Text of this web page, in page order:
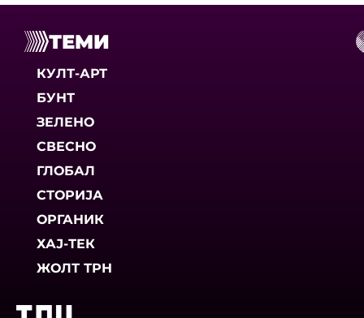
ТЕМИ
КУЛТ-АРТ
БУНТ
ЗЕЛЕНО
СВЕСНО
ГЛОБАЛ
СТОРИЈА
ОРГАНИК
ХАЈ-ТЕК
ЖОЛТ ТРН